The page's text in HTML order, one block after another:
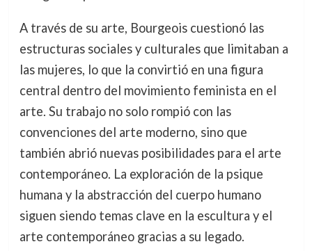
A través de su arte, Bourgeois cuestionó las
estructuras sociales y culturales que limitaban a
las mujeres, lo que la convirtió en una figura
central dentro del movimiento feminista en el
arte. Su trabajo no solo rompió con las
convenciones del arte moderno, sino que
también abrió nuevas posibilidades para el arte
contemporáneo. La exploración de la psique
humana y la abstracción del cuerpo humano
siguen siendo temas clave en la escultura y el
arte contemporáneo gracias a su legado.